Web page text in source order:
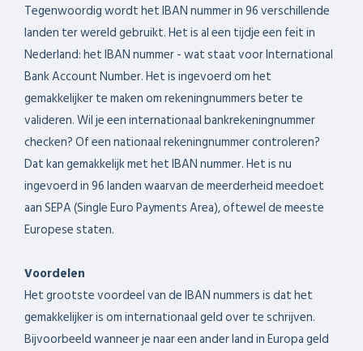
Tegenwoordig wordt het IBAN nummer in 96 verschillende
landen ter wereld gebruikt. Het is al een tijdje een feit in
Nederland: het IBAN nummer - wat staat voor International
Bank Account Number. Het is ingevoerd om het
gemakkelijker te maken om rekeningnummers beter te
valideren. Wil je een internationaal bankrekeningnummer
checken? Of een nationaal rekeningnummer controleren?
Dat kan gemakkelijk met het IBAN nummer. Het is nu
ingevoerd in 96 landen waarvan de meerderheid meedoet
aan SEPA (Single Euro Payments Area), oftewel de meeste
Europese staten.
Voordelen
Het grootste voordeel van de IBAN nummers is dat het
gemakkelijker is om internationaal geld over te schrijven.
Bijvoorbeeld wanneer je naar een ander land in Europa geld